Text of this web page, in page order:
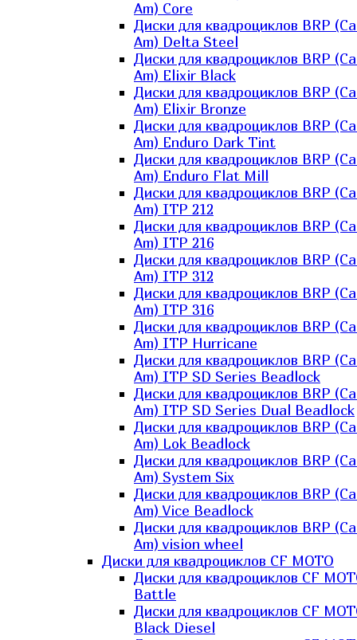
Am) Core
Диски для квадроциклов BRP
Am) Delta Steel
Диски для квадроциклов BRP
Am) Elixir Black
Диски для квадроциклов BRP
Am) Elixir Bronze
Диски для квадроциклов BRP
Am) Enduro Dark Tint
Диски для квадроциклов BRP
Am) Enduro Flat Mill
Диски для квадроциклов BRP
Am) ITP 212
Диски для квадроциклов BRP
Am) ITP 216
Диски для квадроциклов BRP
Am) ITP 312
Диски для квадроциклов BRP
Am) ITP 316
Диски для квадроциклов BRP
Am) ITP Hurricane
Диски для квадроциклов BRP
Am) ITP SD Series Beadlock
Диски для квадроциклов BRP
Am) ITP SD Series Dual Beadlock
Диски для квадроциклов BRP
Am) Lok Beadlock
Диски для квадроциклов BRP
Am) System Six
Диски для квадроциклов BRP
Am) Vice Beadlock
Диски для квадроциклов BRP
Am) vision wheel
Диски для квадроциклов CF MOTO
Диски для квадроциклов CF
Battle
Диски для квадроциклов CF
Black Diesel